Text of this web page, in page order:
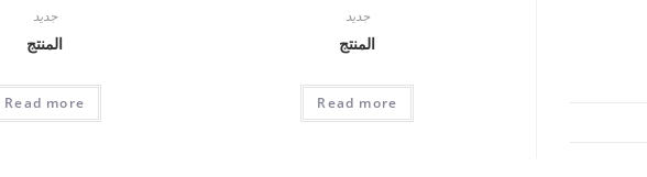
جديد
المنتج
Read more
جديد
المنتج
Read more